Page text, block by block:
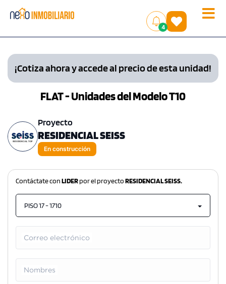
Toggle
4
()
¡Cotiza ahora y accede al precio de esta unidad!
FLAT - Unidades del Modelo T10
Proyecto
RESIDENCIAL SEISS
En construcción
Contáctate conLIDERpor el proyectoRESIDENCIAL SEISS.
PISO 17 - 1710
Correo electrónico
Nombres